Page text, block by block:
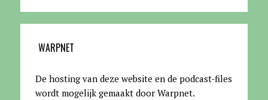
WARPNET
De hosting van deze website en de podcast-files
wordt mogelijk gemaakt door Warpnet.